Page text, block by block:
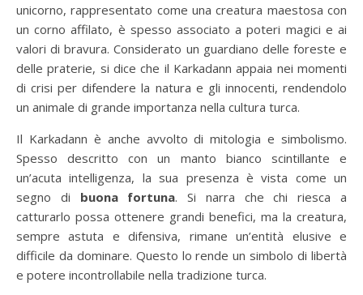
unicorno, rappresentato come una creatura maestosa con
un corno affilato, è spesso associato a poteri magici e ai
valori di bravura. Considerato un guardiano delle foreste e
delle praterie, si dice che il Karkadann appaia nei momenti
di crisi per difendere la natura e gli innocenti, rendendolo
un animale di grande importanza nella cultura turca.
Il Karkadann è anche avvolto di mitologia e simbolismo.
Spesso descritto con un manto bianco scintillante e
un’acuta intelligenza, la sua presenza è vista come un
segno di buona fortuna. Si narra che chi riesca a
catturarlo possa ottenere grandi benefici, ma la creatura,
sempre astuta e difensiva, rimane un’entità elusive e
difficile da dominare. Questo lo rende un simbolo di libertà
e potere incontrollabile nella tradizione turca.